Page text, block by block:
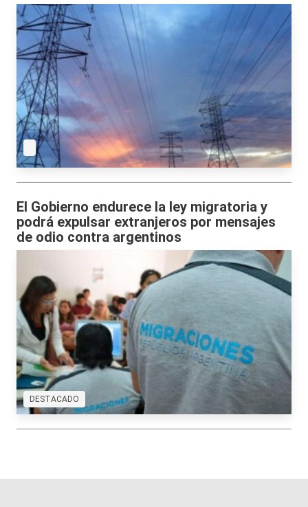
El Gobierno endurece la ley migratoria y
podrá expulsar extranjeros por mensajes
de odio contra argentinos
DESTACADO